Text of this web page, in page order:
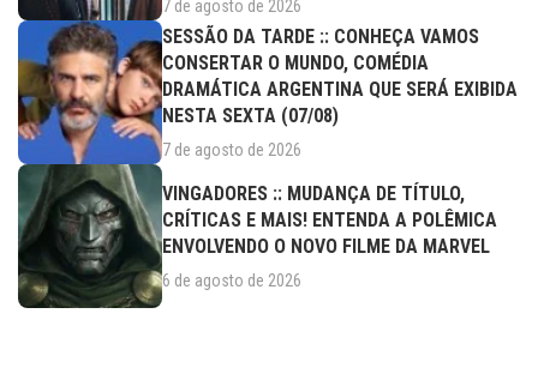
7 de agosto de 2026
SESSÃO DA TARDE :: CONHEÇA VAMOS
CONSERTAR O MUNDO, COMÉDIA
DRAMÁTICA ARGENTINA QUE SERÁ EXIBIDA
NESTA SEXTA (07/08)
7 de agosto de 2026
VINGADORES :: MUDANÇA DE TÍTULO,
CRÍTICAS E MAIS! ENTENDA A POLÊMICA
ENVOLVENDO O NOVO FILME DA MARVEL
6 de agosto de 2026